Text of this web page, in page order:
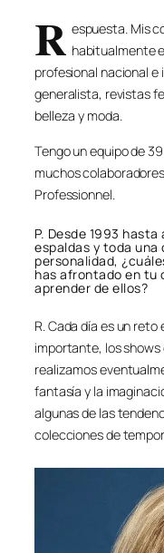
R espuesta. Mis
habitualmente
profesional nacional e
generalista, revistas
belleza y moda.
Tengo un equipo de
muchos
Professionnel.
P. Desde 1993
espaldas y toda
personalidad,
has afrontado en tu
aprender de ellos?
R. Cada día es un
importante, los shows
realizamos
fantasía y la
algunas de las
colecciones de